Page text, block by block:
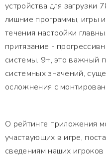
устройства для загрузки
лишние программы, игры
течения настройки
притязание -
системы. 9+, это важный
системных значений,
осложнения с
О рейтинге приложения
участвующих в игре,
сведениям наших